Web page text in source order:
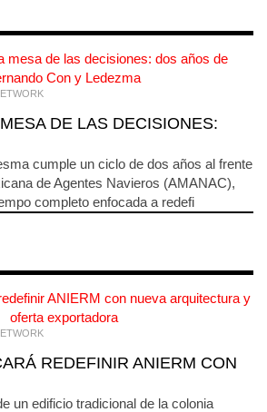
DE LAS DECISIONES:
cumple un ciclo de dos años al frente
de Agentes Navieros (AMANAC),
completo enfocada a redefi
REDEFINIR ANIERM CON
un edificio tradicional de la colonia